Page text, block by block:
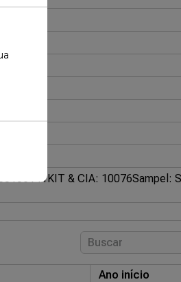
KIT & CIA: 10076Sampel:
Ano início